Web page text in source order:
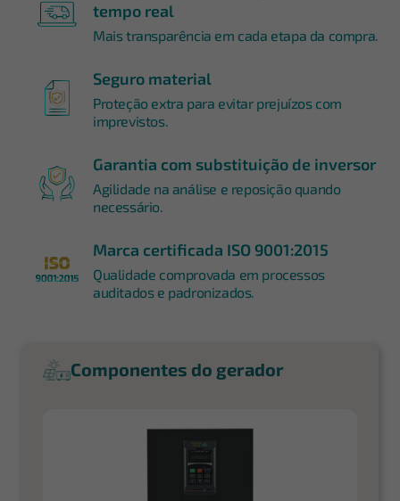
tempo real
Mais transparência em cada etapa da compra.
Seguro material
Proteção extra para evitar prejuízos com
imprevistos.
Garantia com substituição de inversor
Agilidade na análise e reposição quando
necessário.
Marca certificada ISO 9001:2015
Qualidade comprovada em processos
auditados e padronizados.
Componentes do gerador